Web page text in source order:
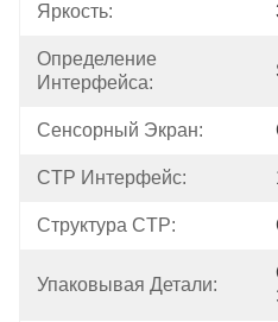
Яркость:
Определение
Интерфейса:
Сенсорный Экран:
CTP Интерфейс:
Структура CTP:
Упаковывая Детали: